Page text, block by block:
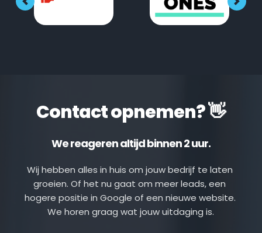
Contact opnemen? 👋
We reageren altijd binnen 2 uur.
Wij hebben alles in huis om jouw bedrijf te laten
groeien. Of het nu gaat om meer leads, een
hogere positie in Google of een nieuwe website.
We horen graag wat jouw uitdaging is.